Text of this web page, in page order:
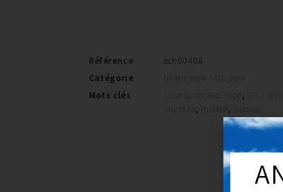
Référence
ech00408
Catégorie
Mots clés
,
, ,